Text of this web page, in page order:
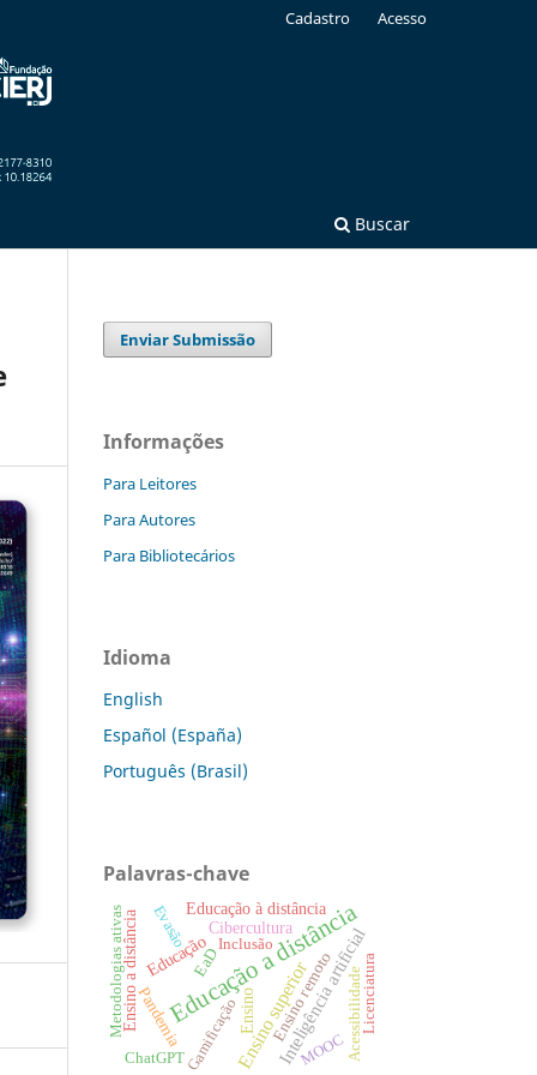
Buscar
Cadastro Acesso
Enviar Submissão
Informações
Para Leitores
Para Autores
Para Bibliotecários
Idioma
English
Español (España)
Português (Brasil)
Palavras-chave
Educação a distância
Ensino superiorInteligência artificial
Educação
Ensino
Cibercultura
EaD
Ensino a distânciaPandemia Ensino remoto
Educação à distância
Inclusão
Acessibilidade
Gamificação
Metodologias ativas
MOOC
Evasão
Licenciatura
ChatGPT